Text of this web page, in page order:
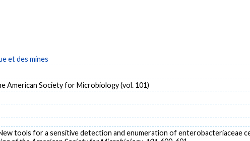
et des mines
American Society for Microbiology (vol. 101)
New tools for a sensitive detection and enumeration of enterobacteriaceae